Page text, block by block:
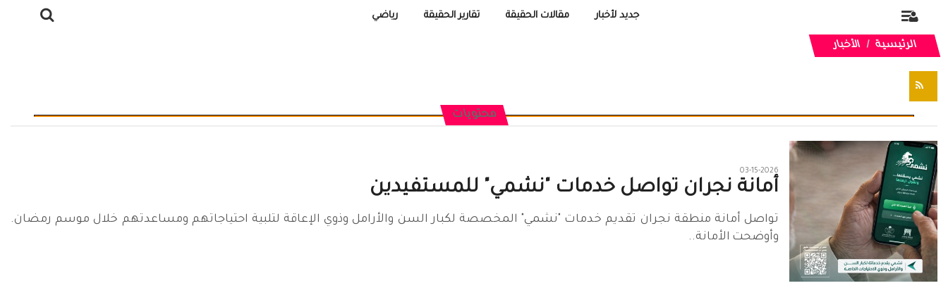
جديد لأخبار مقالات الحقيقة تقارير الحقيقة رياضي
الرئيسية الأخبار
محتويات
03-15-2026
أمانة نجران تواصل خدمات "نشمي" للمستفيدين
تواصل أمانة منطقة نجران تقديم خدمات "نشمي" المخصصة لكبار السن والأرامل وذوي الإعاقة لتلبية احتياجاتهم ومساعدتهم خلال موسم رمضان.
وأوضحت الأمانة..